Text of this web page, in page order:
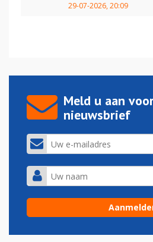
29-07-2026, 20:09
Meld u aan
nieuwsbrief